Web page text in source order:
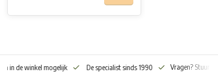
in de winkel mogelijk De specialist sinds 1990 Vragen? Stuur